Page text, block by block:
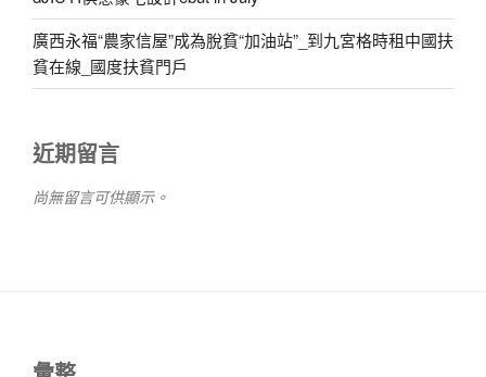
廣西永福“農家信屋”成為脫貧“加油站”_到九宮格時租中國扶
貧在線_國度扶貧門戶
近期留言
尚無留言可供顯示。